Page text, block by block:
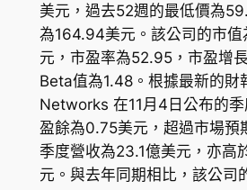
美元，過去52週的最低價為
為164.94美元。該公司的市
元，市盈率為52.95，市盈增
Beta值為1.48。根據最新的財
Networks 在11月4日公布的
盈餘為0.75美元，超過市場預
季度營收為23.1億美元，亦高
元。與去年同期相比，該公司